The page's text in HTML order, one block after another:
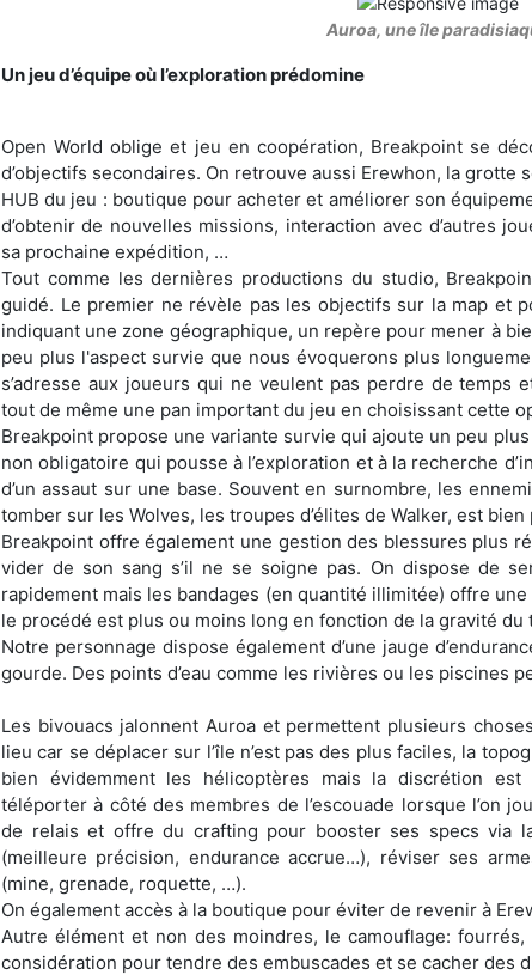
Auroa, une île
Un jeu d’équipe où l’exploration prédomine
Open World oblige et jeu en coopération, Breakpoint se
d’objectifs secondaires. On retrouve aussi Erewhon, la grotte
HUB du jeu : boutique pour acheter et améliorer son
d’obtenir de nouvelles missions, interaction avec d’autres
sa prochaine expédition, …
Tout comme les dernières productions du studio,
guidé. Le premier ne révèle pas les objectifs sur la map et
indiquant une zone géographique, un repère pour mener à
peu plus l'aspect survie que nous évoquerons plus
s’adresse aux joueurs qui ne veulent pas perdre de temps
tout de même une pan important du jeu en choisissant cette
Breakpoint propose une variante survie qui ajoute un peu
non obligatoire qui pousse à l’exploration et à la recherche
d’un assaut sur une base. Souvent en surnombre, les
tomber sur les Wolves, les troupes d’élites de Walker, est bien
Breakpoint offre également une gestion des blessures plus
vider de son sang s’il ne se soigne pas. On dispose de
rapidement mais les bandages (en quantité illimitée) offre
le procédé est plus ou moins long en fonction de la gravité du
Notre personnage dispose également d’une jauge
gourde. Des points d’eau comme les rivières ou les piscines
Les bivouacs jalonnent Auroa et permettent plusieurs
lieu car se déplacer sur l’île n’est pas des plus faciles, la
bien évidemment les hélicoptères mais la discrétion
téléporter à côté des membres de l’escouade lorsque l’on
de relais et offre du crafting pour booster ses specs via
(meilleure précision, endurance accrue…), réviser ses
(mine, grenade, roquette, …).
On également accès à la boutique pour éviter de revenir à
Autre élément et non des moindres, le camouflage:
considération pour tendre des embuscades et se cacher des